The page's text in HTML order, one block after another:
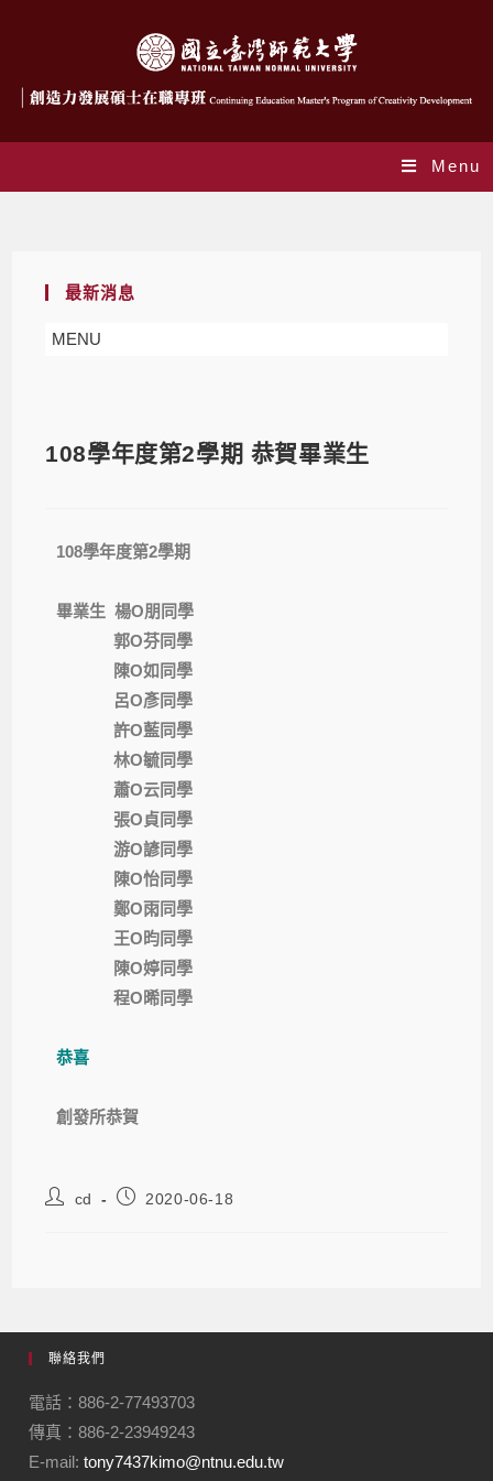
Menu
最新消息
MENU
108學年度第2學期 恭賀畢業生
108學年度第2學期
畢業生 楊O朋同學
郭O芬同學
陳O如同學
呂O彥同學
許O藍同學
林O毓同學
蕭O云同學
張O貞同學
游O諺同學
陳O怡同學
鄭O雨同學
王O昀同學
陳O婷同學
程O晞同學
恭喜
創發所恭賀
cd 2020-06-18
聯絡我們
電話：886-2-77493703
傳真：886-2-23949243
E-mail:tony7437kimo@ntnu.edu.tw